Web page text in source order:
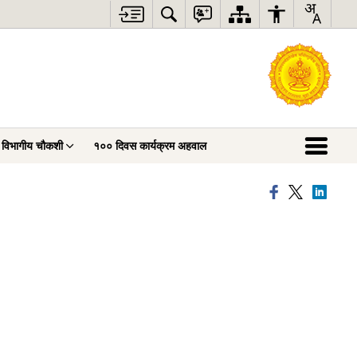
विभागीय चौकशी १०० दिवस कार्यक्रम अहवाल